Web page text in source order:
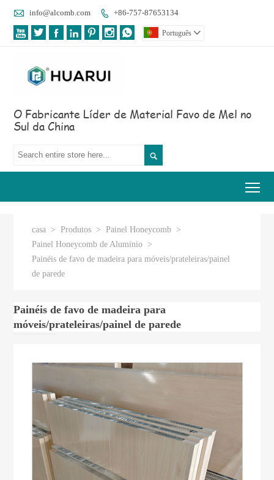
 info@alcomb.com  +86-757-87653134
       Português 
O Fabricante Líder de Material Favo de Mel no
Sul da China

casa > Produtos > Painel Honeycomb >
Painel Honeycomb de Alumínio >
Painéis de favo de madeira para móveis/prateleiras/painel
de parede
Painéis de favo de madeira para
móveis/prateleiras/painel de parede